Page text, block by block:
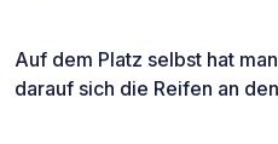
Auf dem Platz selbst hat
darauf sich die Reifen an